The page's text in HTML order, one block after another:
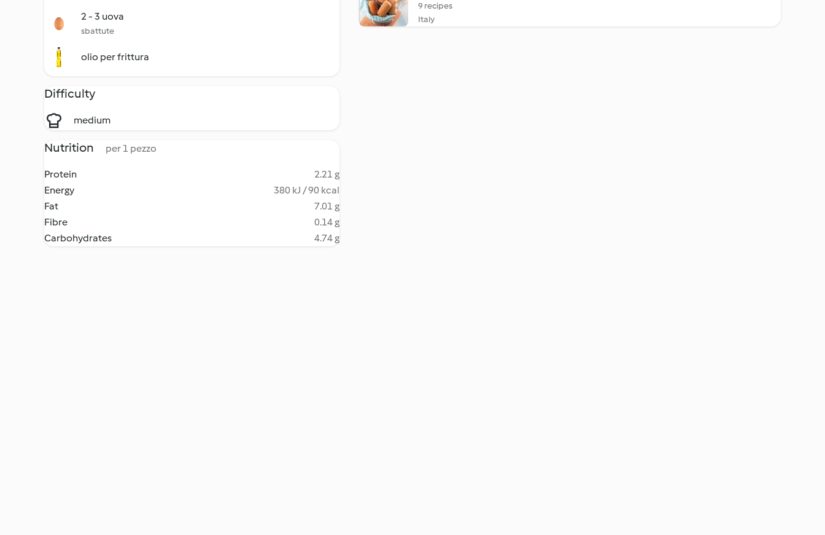
2 - 3 uova
sbattute
olio per frittura
Difficulty
medium
Nutrition per 1 pezzo
Protein
2.21 g
Energy
380 kJ / 90 kcal
Fat
7.01 g
Fibre
0.14 g
Carbohydrates
4.74 g
9 recipes
Italy